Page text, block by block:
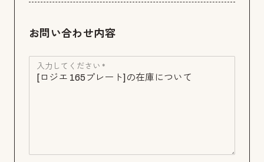
お問い合わせ内容
入力してください *